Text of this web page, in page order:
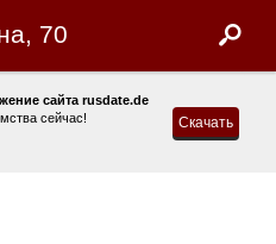
70
сайта rusdate.de
сейчас!
Скачать